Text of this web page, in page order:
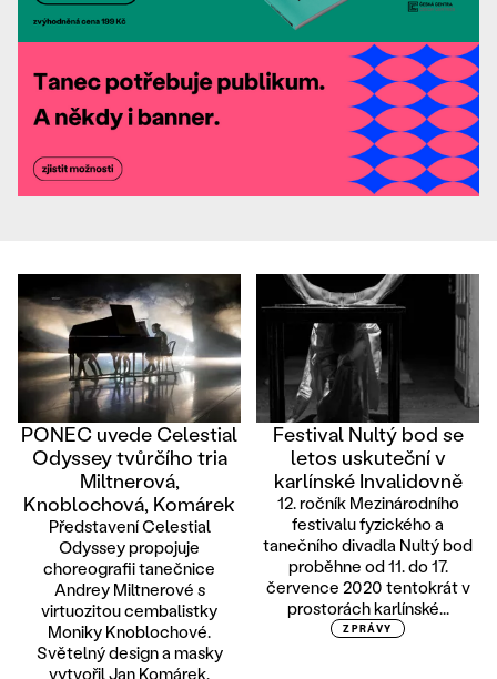
PONEC uvede Celestial
Odyssey tvůrčího tria
Miltnerová,
Knoblochová, Komárek
Představení Celestial
Odyssey propojuje
choreografii tanečnice
Andrey Miltnerové s
virtuozitou cembalistky
Moniky Knoblochové.
Světelný design a masky
vytvořil Jan Komárek.
Festival Nultý bod se
letos uskuteční v
karlínské Invalidovně
12. ročník Mezinárodního
festivalu fyzického a
tanečního divadla Nultý bod
proběhne od 11. do 17.
července 2020 tentokrát v
prostorách karlínské...
ZPRÁVY